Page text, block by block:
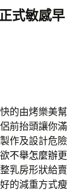
鍵
字:
式敏感早
的由烤樂美幫
前抬頭讓你滿
製作及設計危險
不舉怎麼辦更
乳房形狀給賣
的減重方式瘦